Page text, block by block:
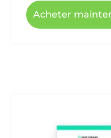
Acheter